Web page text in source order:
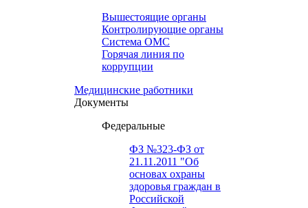
Вышестоящие органы
Контролирующие органы
Система ОМС
Горячая линия по
коррупции
Медицинские работники
Документы
Федеральные
ФЗ №323-ФЗ от
21.11.2011 "Об
основах охраны
здоровья граждан в
Российской